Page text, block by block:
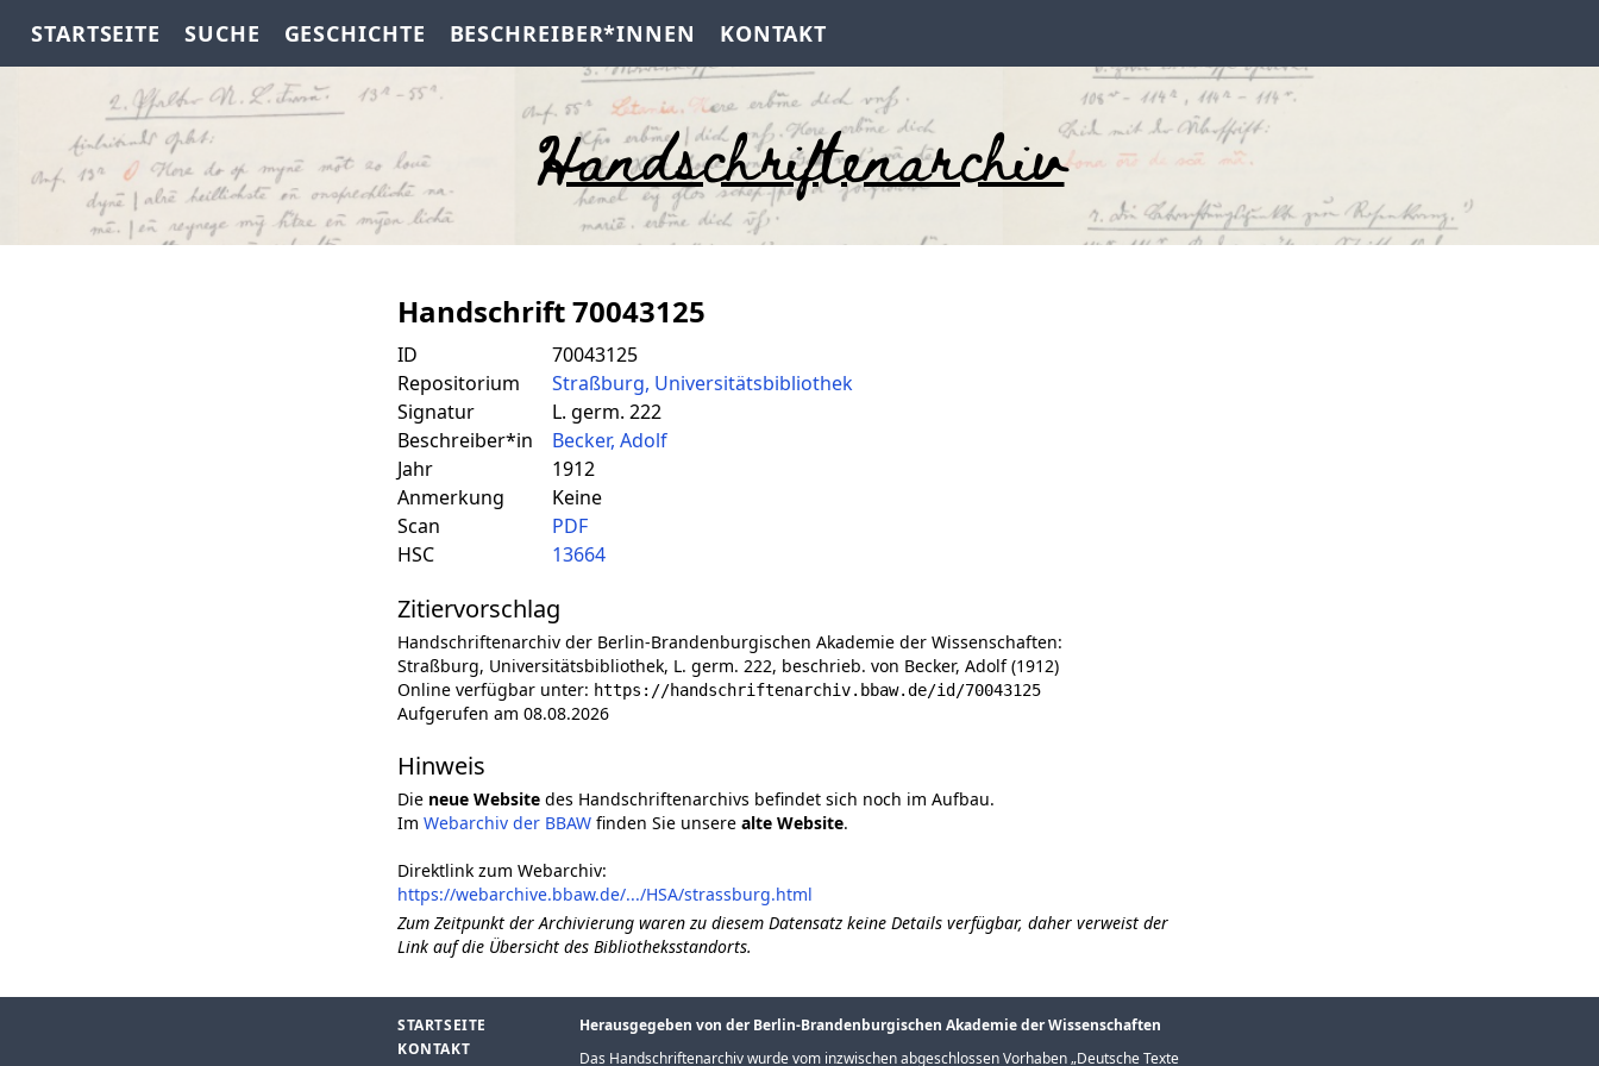
STARTSEITE SUCHE GESCHICHTE BESCHREIBER*INNEN KONTAKT
Handschriftenarchiv
Handschrift 70043125
ID
70043125
Repositorium
Straßburg, Universitätsbibliothek
Signatur
L. germ. 222
Beschreiber*in
Becker, Adolf
Jahr
1912
Anmerkung
Keine
Scan
PDF
HSC
13664
Zitiervorschlag
Handschriftenarchiv der Berlin-Brandenburgischen Akademie der Wissenschaften:
Straßburg, Universitätsbibliothek, L. germ. 222, beschrieb. von Becker, Adolf (1912)
Online verfügbar unter: https://handschriftenarchiv.bbaw.de/id/70043125
Aufgerufen am 08.08.2026
Hinweis
Die neue Website des Handschriftenarchivs befindet sich noch im Aufbau.
Im Webarchiv der BBAW finden Sie unsere alte Website.
Direktlink zum Webarchiv:
https://webarchive.bbaw.de/.../HSA/strassburg.html
Zum Zeitpunkt der Archivierung waren zu diesem Datensatz keine Details verfügbar, daher verweist der
Link auf die Übersicht des Bibliotheksstandorts.
STARTSEITE
KONTAKT
Herausgegeben von der Berlin-Brandenburgischen Akademie der Wissenschaften
Das Handschriftenarchiv wurde vom inzwischen abgeschlossen Vorhaben „Deutsche Texte